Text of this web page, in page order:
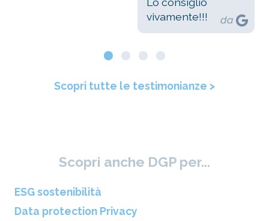
Scopri tutte le testimonianze >
Scopri anche DGP per...
ESG sostenibilità
Data protection Privacy